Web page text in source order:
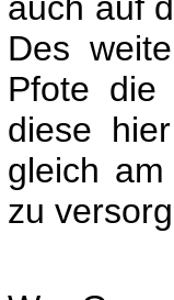
Des
Pfote die
diese
gleich
zu